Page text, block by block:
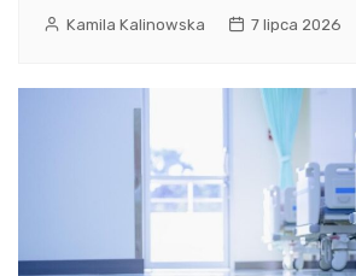
Kamila Kalinowska 7 lipca 2026